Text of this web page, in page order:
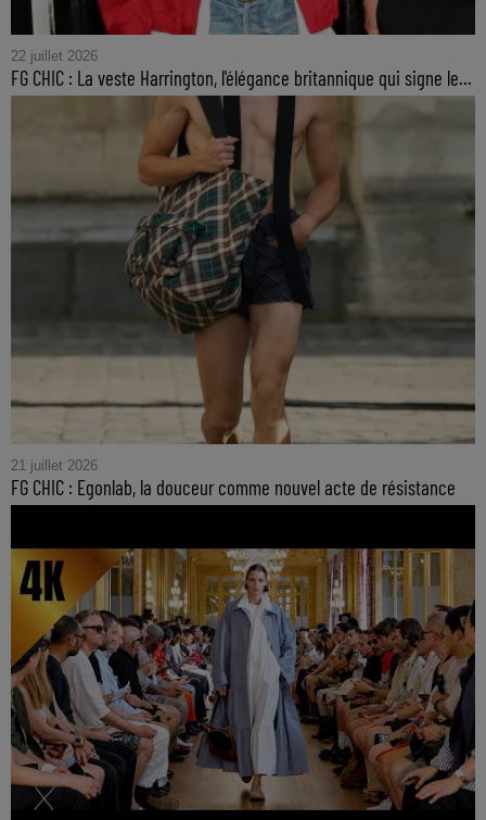
22 juillet 2026
FG CHIC : La veste Harrington, l'élégance britannique qui signe le...
21 juillet 2026
FG CHIC : Egonlab, la douceur comme nouvel acte de résistance